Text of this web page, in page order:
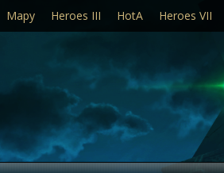
Mapy Heroes III HotA Heroes VII